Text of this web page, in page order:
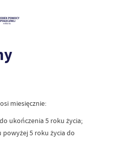
miesięcznie:
ukończenia 5 roku życia;
powyżej 5 roku życia do